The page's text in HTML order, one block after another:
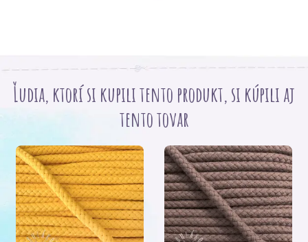
Ľudia, ktorí si kupili tento produkt, si kúpili aj
tento tovar